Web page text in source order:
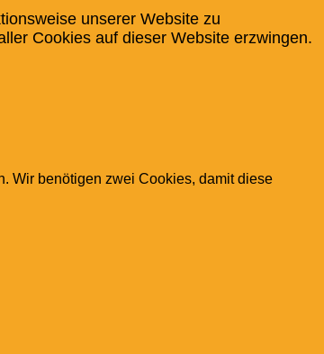
unserer Website zu
Cookies auf dieser Website erzwingen.
Wir benötigen zwei Cookies, damit diese